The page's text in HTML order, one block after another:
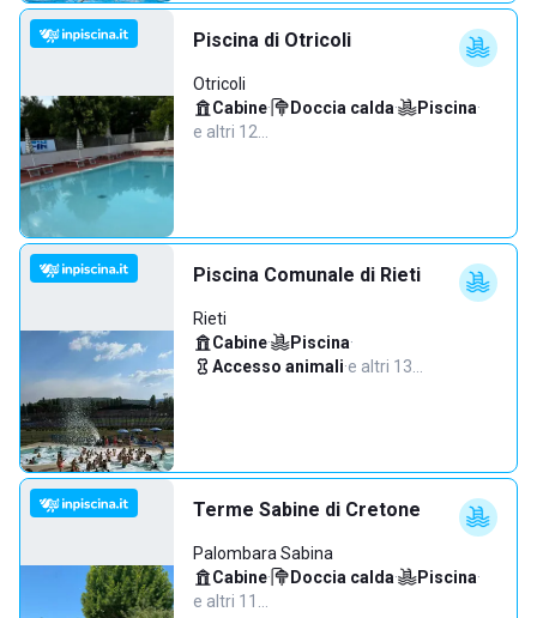
Piscina di Otricoli
Otricoli
Cabine· Doccia calda· Piscina·
e altri 12…
Piscina Comunale di Rieti
Rieti
Cabine· Piscina·
Accesso animali·e altri 13…
Terme Sabine di Cretone
Palombara Sabina
Cabine· Doccia calda· Piscina·
e altri 11…